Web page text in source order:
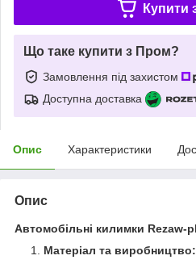
Купити
Що таке купити з Пром?
Замовлення під захистом
Доступна доставка
Опис Характеристики
Опис
Автомобільні килимки Rezaw-
Матеріал та виробництво: